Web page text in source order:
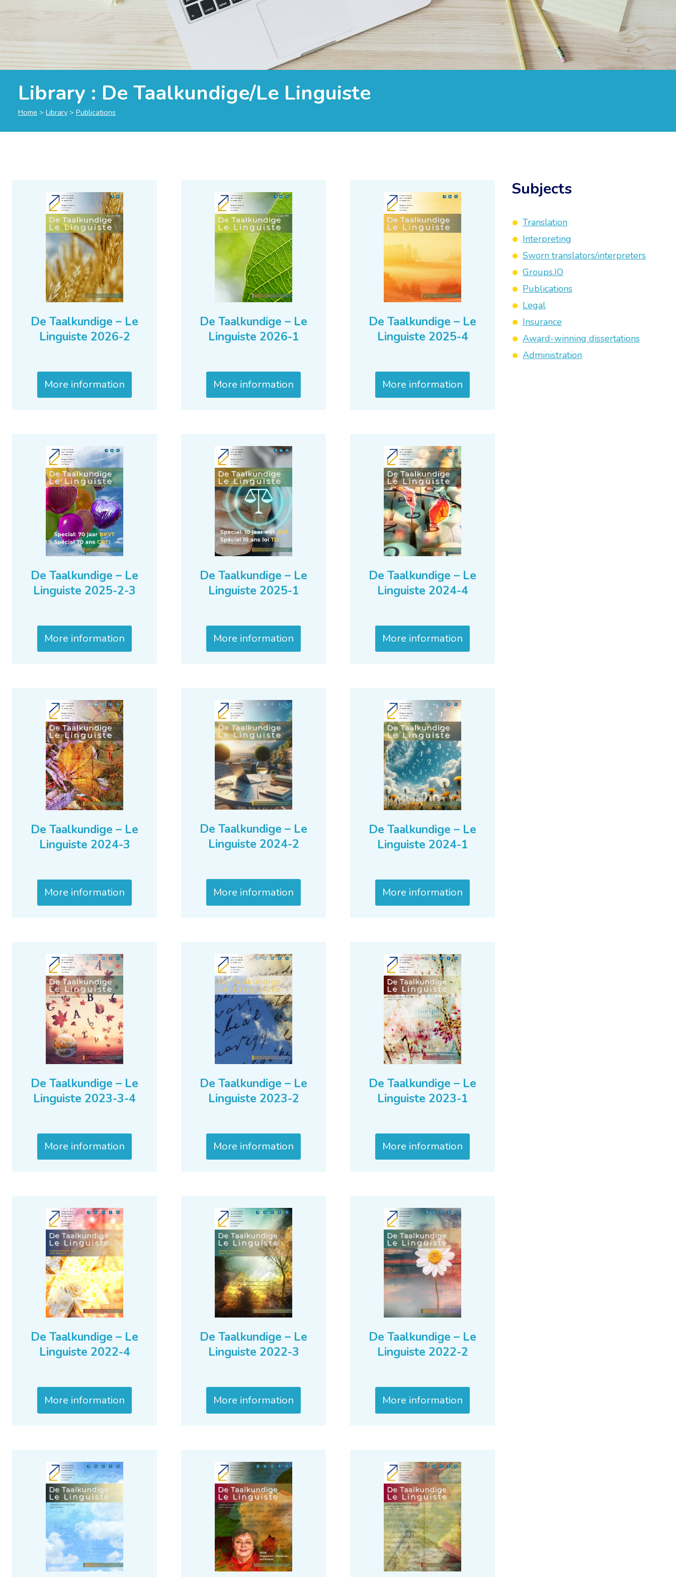
Library : De Taalkundige/Le Linguiste
Home > Library > Publications
De Taalkundige – Le
Linguiste 2026-2
More information
De Taalkundige – Le
Linguiste 2026-1
More information
De Taalkundige – Le
Linguiste 2025-4
More information
De Taalkundige – Le
Linguiste 2025-2-3
More information
De Taalkundige – Le
Linguiste 2025-1
More information
De Taalkundige – Le
Linguiste 2024-4
More information
De Taalkundige – Le
Linguiste 2024-3
More information
De Taalkundige – Le
Linguiste 2024-2
More information
De Taalkundige – Le
Linguiste 2024-1
More information
De Taalkundige – Le
Linguiste 2023-3-4
More information
De Taalkundige – Le
Linguiste 2023-2
More information
De Taalkundige – Le
Linguiste 2023-1
More information
De Taalkundige – Le
Linguiste 2022-4
More information
De Taalkundige – Le
Linguiste 2022-3
More information
De Taalkundige – Le
Linguiste 2022-2
More information
Subjects
Translation
Interpreting
Sworn translators/interpreters
Groups.IO
Publications
Legal
Insurance
Award-winning dissertations
Administration